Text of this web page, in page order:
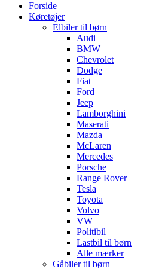
Forside
Køretøjer
Elbiler til børn
Audi
BMW
Chevrolet
Dodge
Fiat
Ford
Jeep
Lamborghini
Maserati
Mazda
McLaren
Mercedes
Porsche
Range Rover
Tesla
Toyota
Volvo
VW
Politibil
Lastbil til børn
Alle mærker
Gåbiler til børn